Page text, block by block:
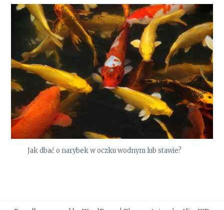
Jak dbać o narybek w oczku wodnym lub stawie?